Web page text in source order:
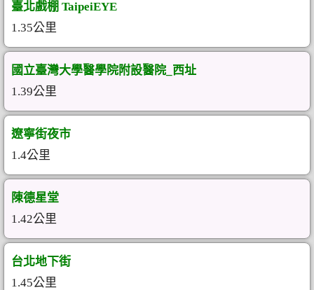
臺北戲棚 TaipeiEYE
1.35公里
國立臺灣大學醫學院附設醫院_西址
1.39公里
遼寧街夜市
1.4公里
陳德星堂
1.42公里
台北地下街
1.45公里